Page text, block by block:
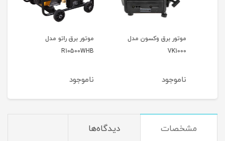
موتور برق وکسون مدل
VK1000
ناموجود
موتور برق راتو مدل
R10500WHB
ناموجود
مشخصات دیدگاه‌ها